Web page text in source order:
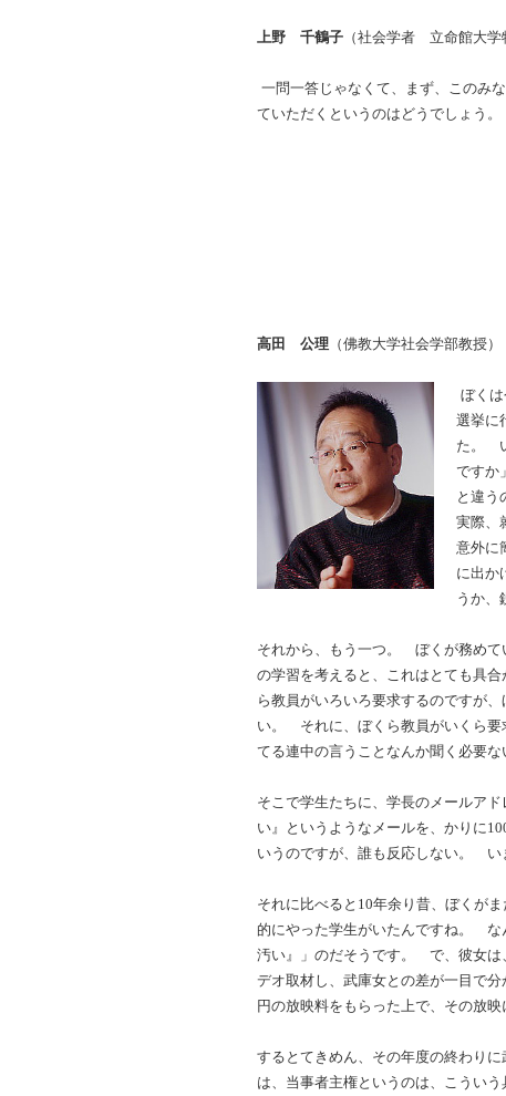
上野 千鶴子 （社会学者 立命館大
一問一答じゃなくて、まず、このみ
ていただくというのはどうでしょう
高田 公理 （佛教大学社会学部教授）
ぼく
選挙に
た。
ですか
と違
実際、
意外に
に出か
うか、
それから、もう一つ。 ぼくが務め
の学習を考えると、これはとても具
ら教員がいろいろ要求するのですが
い。 それに、ぼくら教員がいくら要
てる連中の言うことなんか聞く必要
そこで学生たちに、学長のメールア
い』というようなメールを、かりに
いうのですが、誰も反応しない。
それに比べると10年余り昔、ぼくが
的にやった学生がいたんですね。 な
汚い』」のだそうです。 で、彼女は
デオ取材し、武庫女との差が一目で
円の放映料をもらった上で、その放
するとてきめん、その年度の終わり
は、当事者主権というのは、こうい